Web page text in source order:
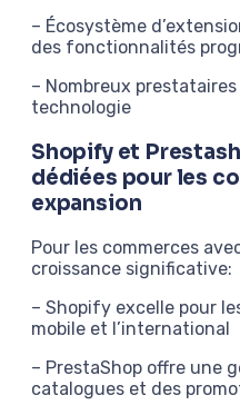
– Écosystème
des fonctionnalités
– Nombreux
technologie
Shopify et
dédiées pour les
expansion
Pour les commerces
croissance significative:
– Shopify excelle pour
mobile et l’international
– PrestaShop offre une
catalogues et des